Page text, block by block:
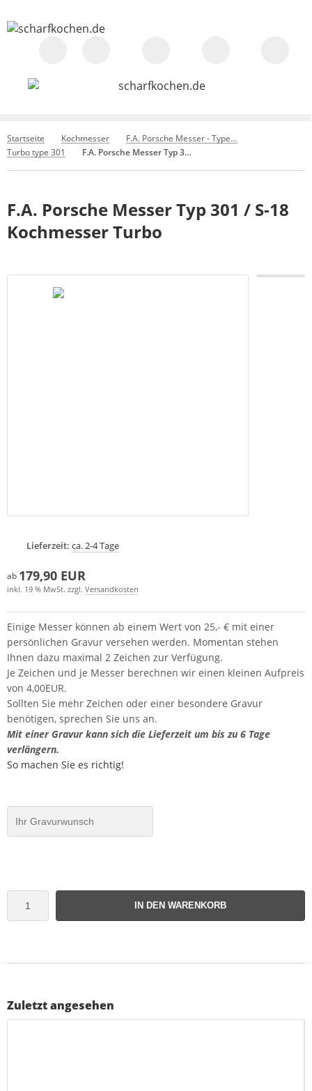
Startseite Kochmesser
F.A. Porsche Messer - Type 301
Turbo type 301
F.A. Porsche Messer Typ 301 / S-18 Kochmesser Turbo
F.A. Porsche Messer Typ 301 / S-18
Kochmesser Turbo
Lieferzeit: ca. 2-4 Tage
ab 179,90 EUR
inkl. 19 % MwSt. zzgl. Versandkosten
Einige Messer können ab einem Wert von 25,- € mit einer
persönlichen Gravur versehen werden. Momentan stehen
Ihnen dazu maximal 2 Zeichen zur Verfügung.
Je Zeichen und je Messer berechnen wir einen kleinen Aufpreis
von 4,00EUR.
Sollten Sie mehr Zeichen oder einer besondere Gravur
benötigen, sprechen Sie uns an.
Mit einer Gravur kann sich die Lieferzeit um bis zu 6 Tage
verlängern.
So machen Sie es richtig!
IN DEN WARENKORB
Zuletzt angesehen